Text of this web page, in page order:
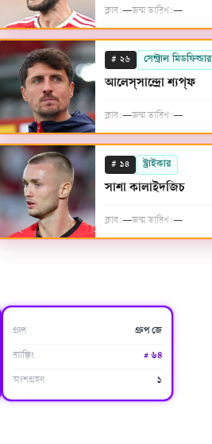
ক্লাব:—জন্ম তারিখ:—
# ২৬ সেন্ট্রাল মিডফিল্ডার
আলেস্সান্দ্রো শ্যপ্‌ফ
ক্লাব:—জন্ম তারিখ:—
# ১৪ স্ট্রাইকার
সাশা কালাইদজিচ
ক্লাব:—জন্ম তারিখ:—
গ্রুপ গ্রুপ জে
র‍্যাঙ্কিং # ৬৪
অংশগ্রহণ ১